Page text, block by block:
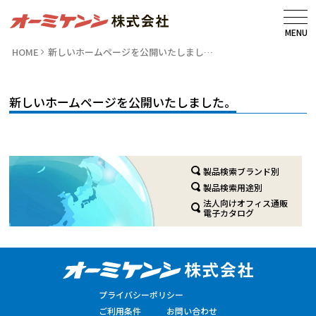
MENU
HOME 新しいホームページを公開いたしまし…
新しいホームページを公開いたしました。
製品検索ブランド別
製品検索用途別
法人向けオフィス通販
電子カタログ
プライバシーポリシー
ご利用条件
お問い合わせ